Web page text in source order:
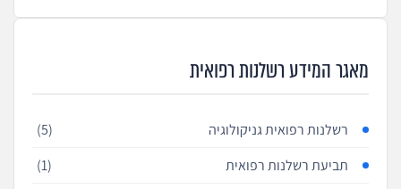
מאגר המידע רשלנות רפואית
רשלנות רפואית גניקולוגיה
(5)
תביעת רשלנות רפואית
(1)